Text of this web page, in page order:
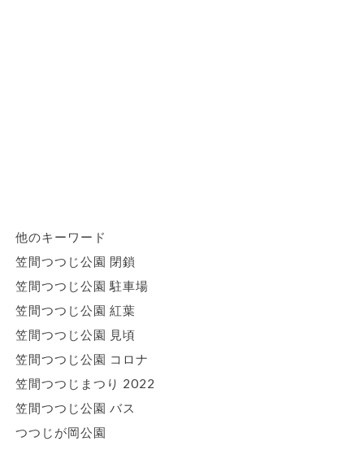
他のキーワード
笠間つつじ公園 閉鎖
笠間つつじ公園 駐車場
笠間つつじ公園 紅葉
笠間つつじ公園 見頃
笠間つつじ公園 コロナ
笠間つつじまつり 2022
笠間つつじ公園 バス
つつじが岡公園